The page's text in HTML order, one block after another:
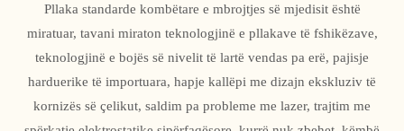
Pllaka standarde kombëtare e mbrojtjes së mjedisit është
miratuar, tavani miraton teknologjinë e pllakave të fshikëzave,
teknologjinë e bojës së nivelit të lartë vendas pa erë, pajisje
harduerike të importuara, hapje kallëpi me dizajn ekskluziv të
kornizës së çelikut, saldim pa probleme me lazer, trajtim me